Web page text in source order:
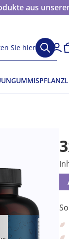
aus
Sie hier
GUMMIS